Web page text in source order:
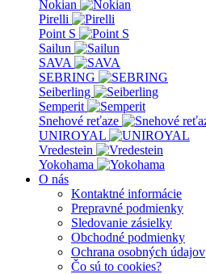
Nokian
Pirelli
Point S
Sailun
SAVA
SEBRING
Seiberling
Semperit
Snehové reťaze
UNIROYAL
Vredestein
Yokohama
O nás
Kontaktné informácie
Prepravné podmienky
Sledovanie zásielky
Obchodné podmienky
Ochrana osobných údajov
Čo sú to cookies?